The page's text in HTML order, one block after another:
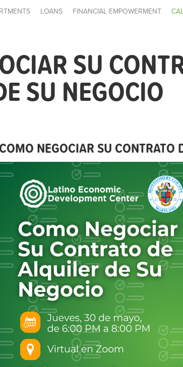
LOANS FINANCIAL EMPOWERMENT
SU
SU NEGOCIO
COMO NEGOCIAR SU CONTRATO